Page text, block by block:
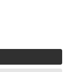
Bewertungen
künstlicher